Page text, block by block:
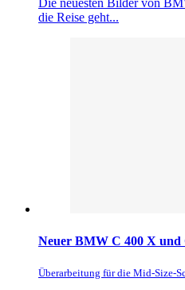
Die neuesten Bilder von
die Reise geht...
Neuer BMW C 400 X und
Überarbeitung für die Mid-Size-